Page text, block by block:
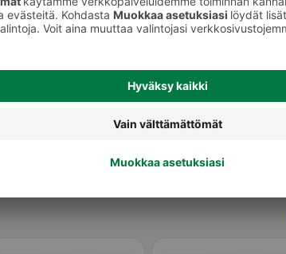
Peitevoiteet, pohjustusvoiteet,
varjostustuotteet